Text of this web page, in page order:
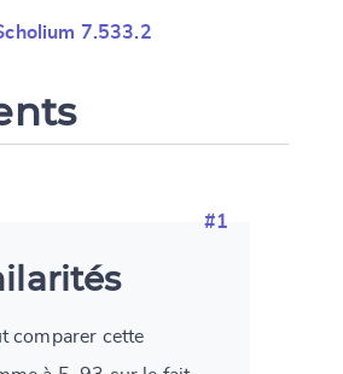
7.533.2
#1
comparer cette